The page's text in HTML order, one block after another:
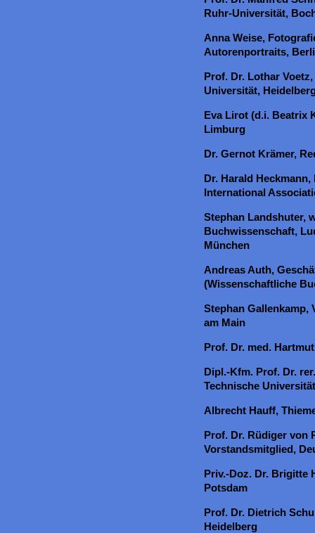
Ruhr-Universität,
Anna Weise,
Autorenportraits,
Prof. Dr. Lothar
Universität,
Eva Lirot (d.i. Beatrix
Limburg
Dr. Gernot Krämer,
Dr. Harald
International
Stephan Landshuter,
Buchwissenschaft,
München
Andreas Auth,
(Wissenschaftliche
Stephan Gallenkamp,
am Main
Prof. Dr. med.
Dipl.-Kfm. Prof. Dr.
Technische
Albrecht Hauff,
Prof. Dr. Rüdiger von
Vorstandsmitglied,
Priv.-Doz. Dr. Brigitte
Potsdam
Prof. Dr. Dietrich
Heidelberg